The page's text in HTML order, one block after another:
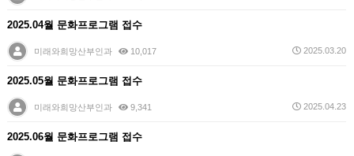
2025.04월 문화프로그램 접수
미래와희망산부인과 10,017 2025.03.20
2025.05월 문화프로그램 접수
미래와희망산부인과 9,341 2025.04.23
2025.06월 문화프로그램 접수